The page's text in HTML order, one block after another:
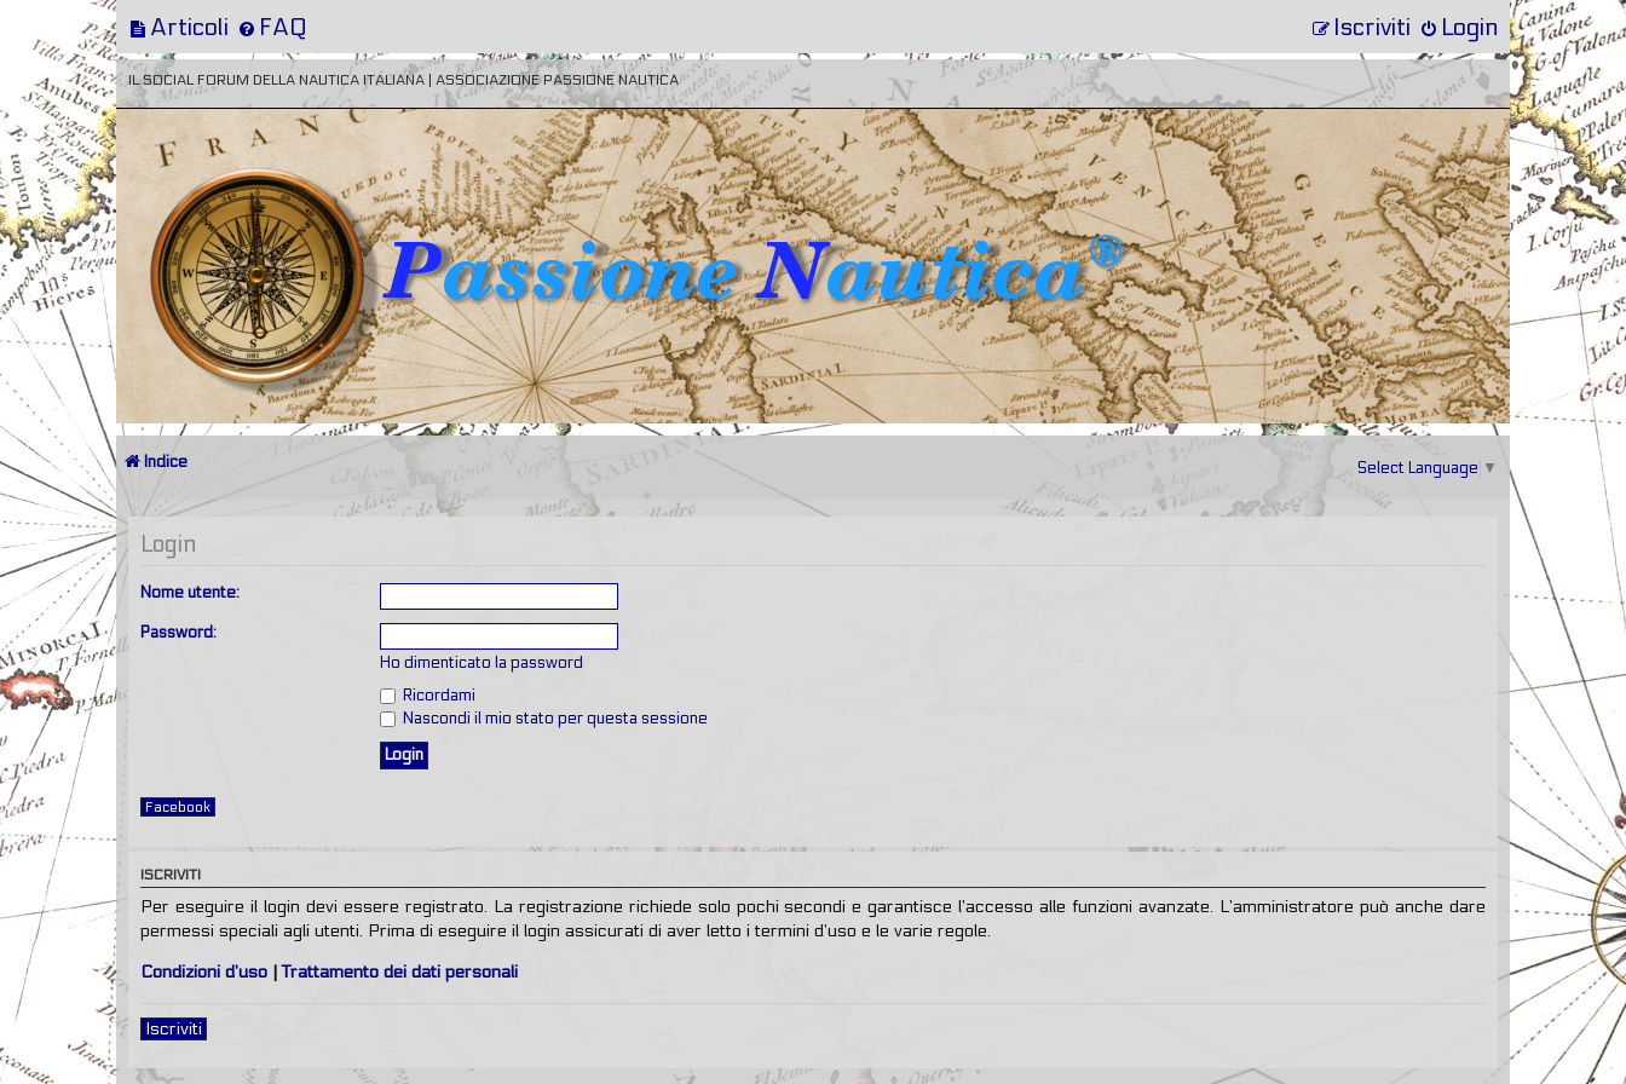
Articoli FAQ Login
Iscriviti
IL SOCIAL FORUM DELLA NAUTICA ITALIANA | ASSOCIAZIONE PASSIONE NAUTICA
Indice Select Language ▼
Login
Nome utente:
Password:
Ho dimenticato la password
Ricordami
Nascondi il mio stato per questa sessione
Facebook
ISCRIVITI
Per eseguire il login devi essere registrato. La registrazione richiede solo pochi secondi e garantisce l’accesso alle funzioni avanzate. L’amministratore può anche dare
permessi speciali agli utenti. Prima di eseguire il login assicurati di aver letto i termini d’uso e le varie regole.
Condizioni d’uso |Trattamento dei dati personali
Iscriviti